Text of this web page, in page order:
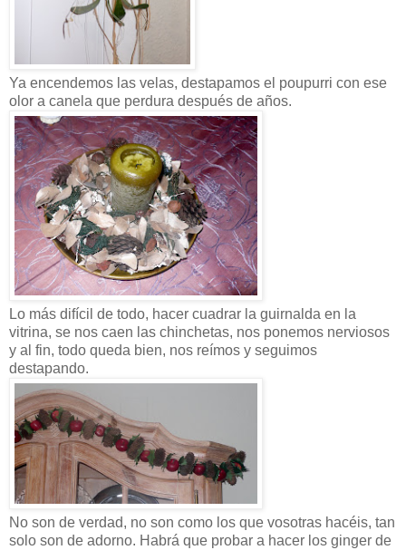
Ya encendemos las velas, destapamos el poupurri con ese
olor a canela que perdura después de años.
Lo más difícil de todo, hacer cuadrar la guirnalda en la
vitrina, se nos caen las chinchetas, nos ponemos nerviosos
y al fin, todo queda bien, nos reímos y seguimos
destapando.
No son de verdad, no son como los que vosotras hacéis, tan
solo son de adorno. Habrá que probar a hacer los ginger de